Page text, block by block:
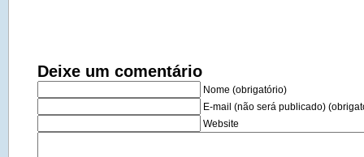
Deixe um comentário
Nome (obrigatório)
E-mail (não será publicado)
Website